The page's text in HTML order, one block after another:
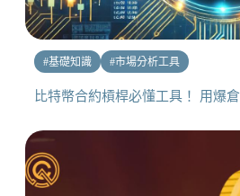
#基礎知識 #市場分析工具
比特幣合約槓桿必懂工具！ 用爆